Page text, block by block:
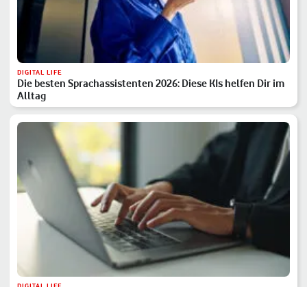
DIGITAL LIFE
Die besten Sprachassistenten 2026: Diese KIs helfen Dir im
Alltag